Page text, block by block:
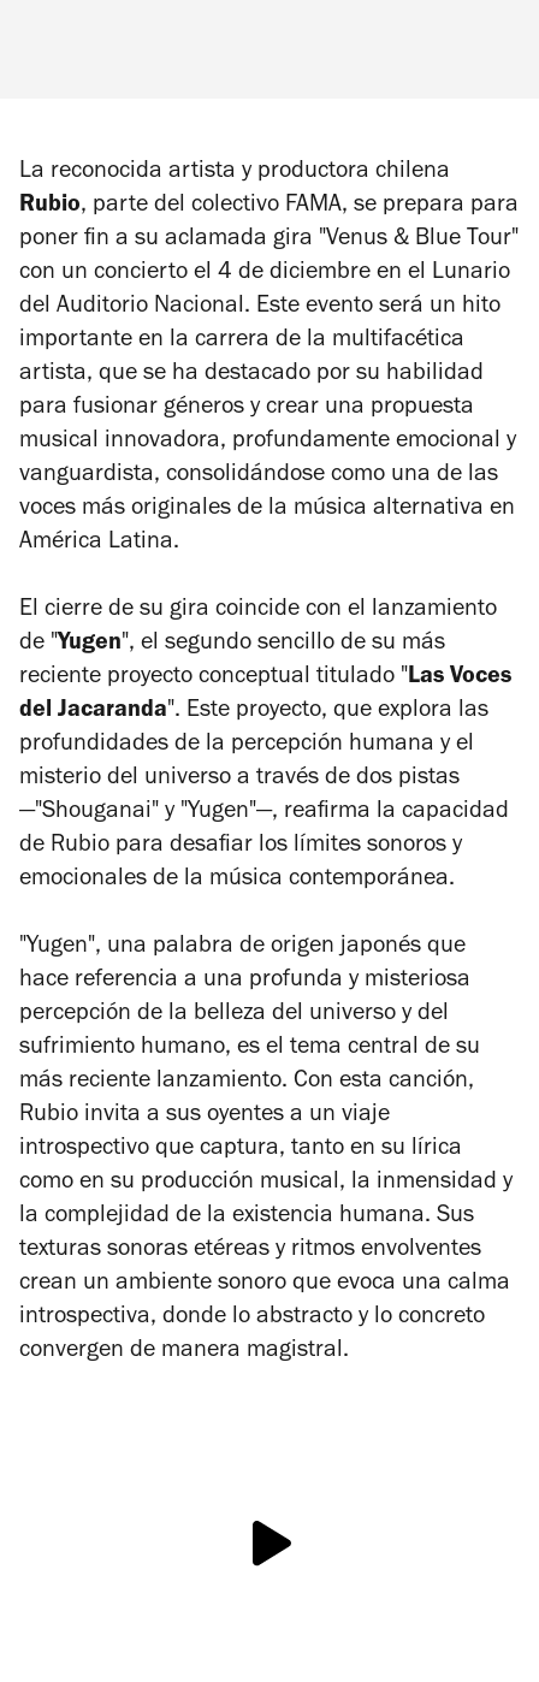
La reconocida artista y productora chilena
Rubio, parte del colectivo FAMA, se prepara para
poner fin a su aclamada gira "Venus & Blue Tour"
con un concierto el 4 de diciembre en el Lunario
del Auditorio Nacional. Este evento será un hito
importante en la carrera de la multifacética
artista, que se ha destacado por su habilidad
para fusionar géneros y crear una propuesta
musical innovadora, profundamente emocional y
vanguardista, consolidándose como una de las
voces más originales de la música alternativa en
América Latina.
El cierre de su gira coincide con el lanzamiento
de "Yugen", el segundo sencillo de su más
reciente proyecto conceptual titulado "Las Voces
del Jacaranda". Este proyecto, que explora las
profundidades de la percepción humana y el
misterio del universo a través de dos pistas
—"Shouganai" y "Yugen"—, reafirma la capacidad
de Rubio para desafiar los límites sonoros y
emocionales de la música contemporánea.
"Yugen", una palabra de origen japonés que
hace referencia a una profunda y misteriosa
percepción de la belleza del universo y del
sufrimiento humano, es el tema central de su
más reciente lanzamiento. Con esta canción,
Rubio invita a sus oyentes a un viaje
introspectivo que captura, tanto en su lírica
como en su producción musical, la inmensidad y
la complejidad de la existencia humana. Sus
texturas sonoras etéreas y ritmos envolventes
crean un ambiente sonoro que evoca una calma
introspectiva, donde lo abstracto y lo concreto
convergen de manera magistral.